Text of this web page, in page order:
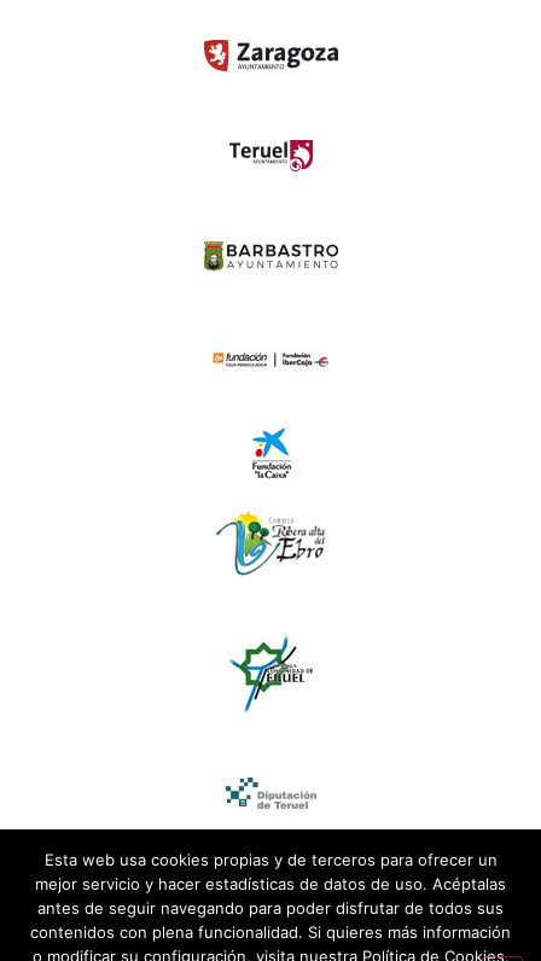
Esta web usa cookies propias y de terceros para ofrecer un
mejor servicio y hacer estadísticas de datos de uso. Acéptalas
antes de seguir navegando para poder disfrutar de todos sus
contenidos con plena funcionalidad. Si quieres más información
o modificar su configuración, visita nuestra Política de Cookies.